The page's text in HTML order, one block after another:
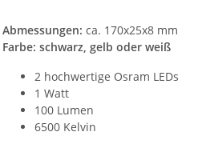
Abmessungen: ca. 170x25x8 mm
Farbe: schwarz, gelb oder weiß
2 hochwertige Osram LEDs
1 Watt
100 Lumen
6500 Kelvin